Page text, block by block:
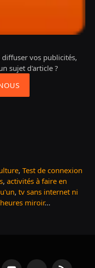
vos publicités,
sujet d'article ?
, Test de connexion
, activités à faire en
, tv sans internet ni
heures miroir...